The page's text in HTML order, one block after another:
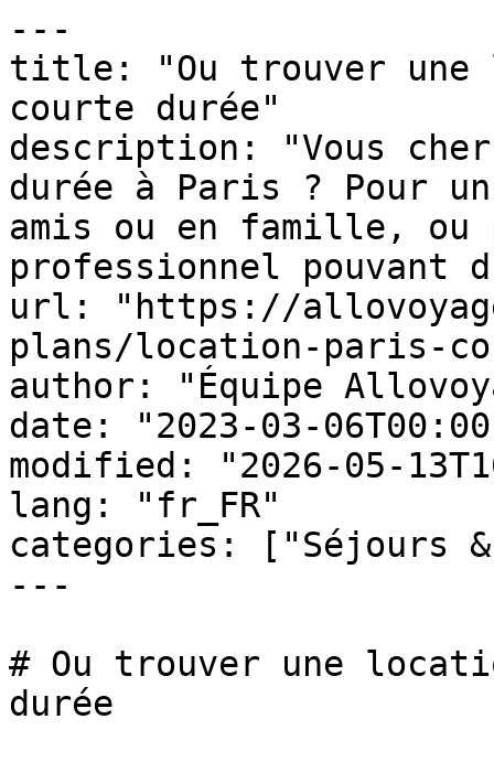
---
title: "Ou trouver une
courte durée"
description: "Vous
durée à Paris ? Pour
amis ou en famille, ou
professionnel pouvant
url: "https://
plans/location-paris-
author: "Équipe
date: "2023-03-
modified: "2026-05-
lang: "fr_FR"
categories: ["Séjours
---
# Ou trouver une
durée